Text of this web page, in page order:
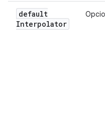
default
Interpolator